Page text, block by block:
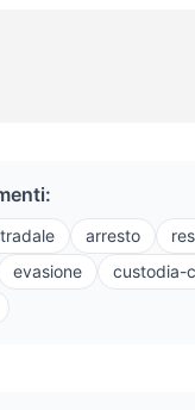
arresto
evasione
custodia-